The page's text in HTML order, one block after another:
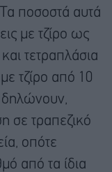
ποσοστά αυτά
με τζίρο ως
τετραπλάσια
με τζίρο από 10
σε τραπεζικό
οπότε
από τα ίδια